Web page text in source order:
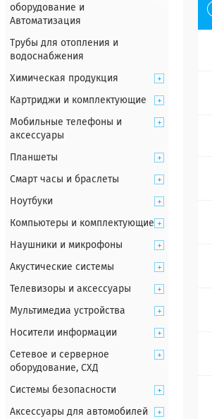
оборудование и
Автоматизация
Трубы для отопления и
водоснабжения
Химическая продукция
Картриджи и комплектующие
Мобильные телефоны и
аксессуары
Планшеты
Смарт часы и браслеты
Ноутбуки
Компьютеры и комплектующие
Наушники и микрофоны
Акустические системы
Телевизоры и аксессуары
Мультимедиа устройства
Носители информации
Сетевое и серверное
оборудование, СХД
Системы безопасности
Аксессуары для автомобилей